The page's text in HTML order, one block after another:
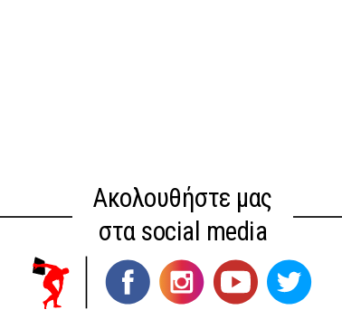
Ακολουθήστε μας
στα social media